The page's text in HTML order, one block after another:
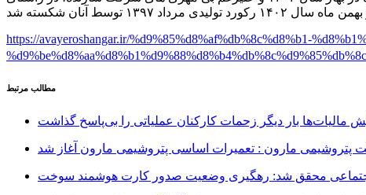
https://avayeroshangar.ir/%d9%85%d8%af%db%8c%d8%b1-
مطالب مرتبط
بار دیگر زحمات کارکنان عملیاتی را بی‌پاسخ گذاشت
پتروشیمی مارون : تعمیرات اساسی پتروشیمی مارون آغاز شد
محقق شد: رهگیری وضعیت صدور کارت هوشمند سوخت